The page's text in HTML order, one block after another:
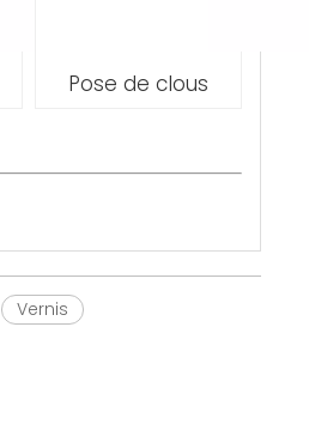
Pose de clous
Vernis